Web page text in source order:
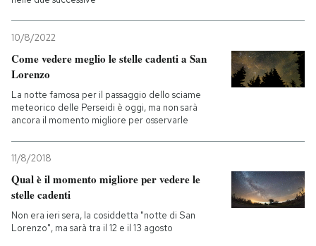
CALENDARIO
Entra
10/8/2022
Come vedere meglio le stelle cadenti a San
Lorenzo
La notte famosa per il passaggio dello sciame
meteorico delle Perseidi è oggi, ma non sarà
ancora il momento migliore per osservarle
11/8/2018
Qual è il momento migliore per vedere le
stelle cadenti
Non era ieri sera, la cosiddetta "notte di San
Lorenzo", ma sarà tra il 12 e il 13 agosto